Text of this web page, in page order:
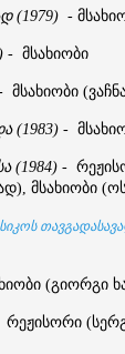
(1979) -
- მსახიობი
მსახიობი (
(1983) -
(1984) -
), მსახიობი (
(გიორგი
რეჟისორი (